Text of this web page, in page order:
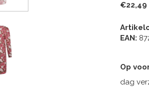
€22,49
EAN:
Op
dag